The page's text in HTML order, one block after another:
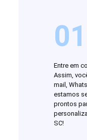
Entre em
Assim,
mail,
estamos
prontos
SC!